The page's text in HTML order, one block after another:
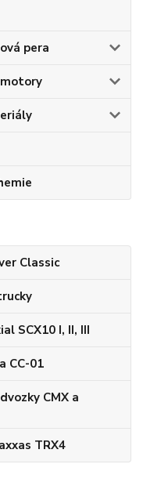
pera
Classic
SCX10 I, II, III
CC-01
CMX a
TRX4